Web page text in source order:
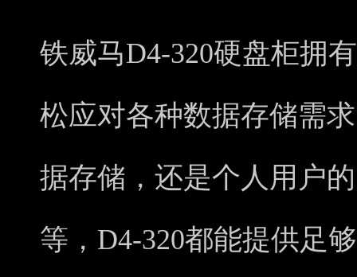
铁威马D4-320硬盘柜拥
松应对各种数据存储需
据存储，还是个人用户
等，D4-320都能提供足